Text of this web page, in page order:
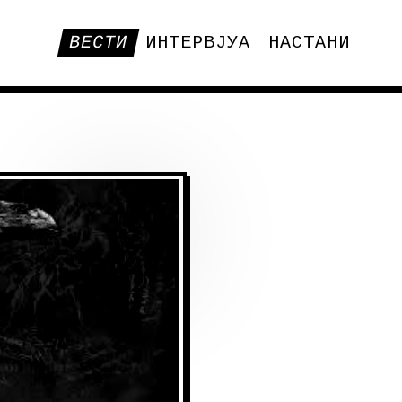
ВЕСТИ ИНТЕРВЈУА НАСТАНИ